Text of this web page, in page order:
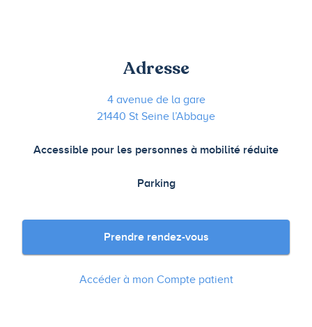
Adresse
4 avenue de la gare
21440 St Seine l’Abbaye
Accessible pour les personnes à mobilité réduite
Parking
Prendre rendez-vous
Accéder à mon Compte patient